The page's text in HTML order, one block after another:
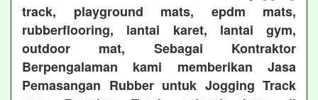
track, playground mats, epdm mats,
rubberflooring, lantai karet, lantai gym,
outdoor mat, Sebagai Kontraktor
Berpengalaman kami memberikan Jasa
Pemasangan Rubber untuk Jogging Track